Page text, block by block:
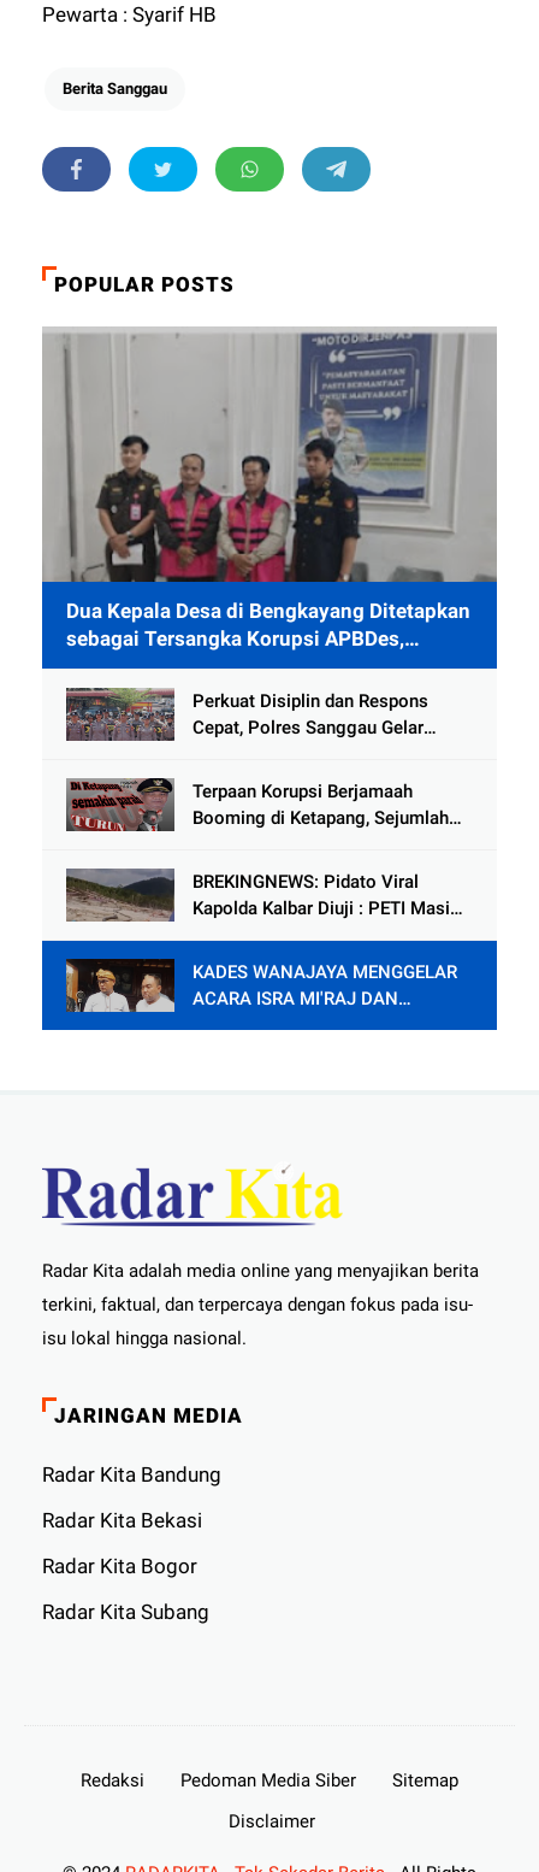
Pewarta : Syarif HB
Berita Sanggau
POPULAR POSTS
Dua Kepala Desa di Bengkayang Ditetapkan
sebagai Tersangka Korupsi APBDes,
Ditahan 40 Hari di Rutan
Perkuat Disiplin dan Respons
Cepat, Polres Sanggau Gelar
Hadapi Potensi Gangguan
Kamtibmas
Terpaan Korupsi Berjamaah
Booming di Ketapang, Sejumlah
Lingkaran
BREKINGNEWS: Pidato Viral
Kapolda Kalbar Diuji : PETI Masih
KADES WANAJAYA MENGGELAR
ACARA ISRA MI'RAJ DAN
SYUKURAN PENDOPO.
Radar Kita adalah media online yang menyajikan berita
terkini, faktual, dan terpercaya dengan fokus pada isu-
isu lokal hingga nasional.
JARINGAN MEDIA
Radar Kita Bandung
Radar Kita Bekasi
Radar Kita Bogor
Radar Kita Subang
Redaksi Pedoman Media Siber
Sitemap
Disclaimer